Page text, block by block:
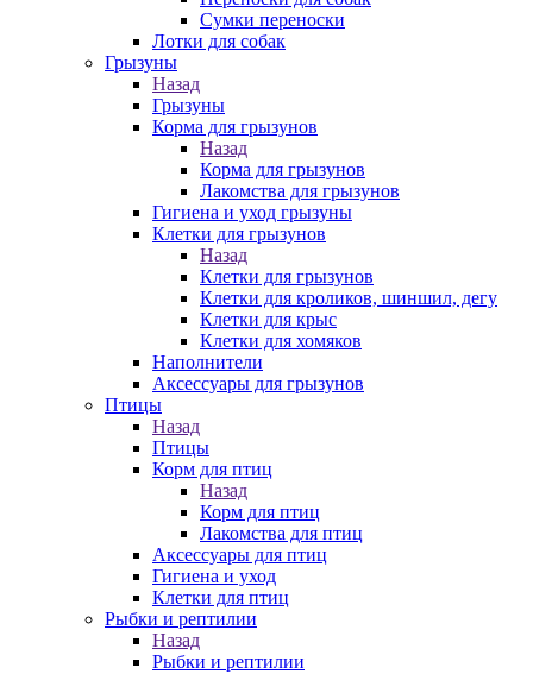
Сумки переноски
Лотки для собак
Грызуны
Назад
Грызуны
Корма для грызунов
Назад
Корма для грызунов
Лакомства для грызунов
Гигиена и уход грызуны
Клетки для грызунов
Назад
Клетки для грызунов
Клетки для кроликов, шиншил, дегу
Клетки для крыс
Клетки для хомяков
Наполнители
Аксессуары для грызунов
Птицы
Назад
Птицы
Корм для птиц
Назад
Корм для птиц
Лакомства для птиц
Аксессуары для птиц
Гигиена и уход
Клетки для птиц
Рыбки и рептилии
Назад
Рыбки и рептилии